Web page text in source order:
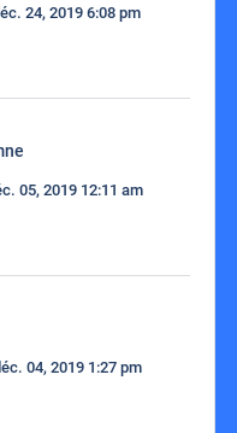
24, 2019 6:08 pm
05, 2019 12:11 am
04, 2019 1:27 pm